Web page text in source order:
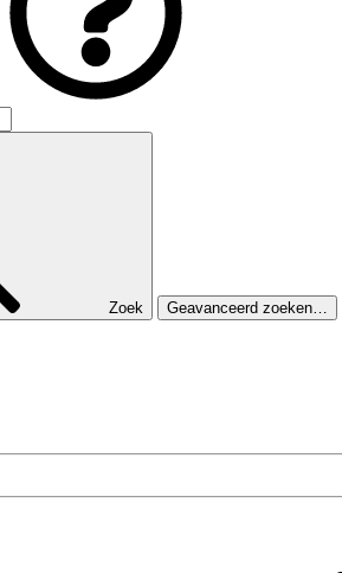
Zoek Geavanceerd zoeken…